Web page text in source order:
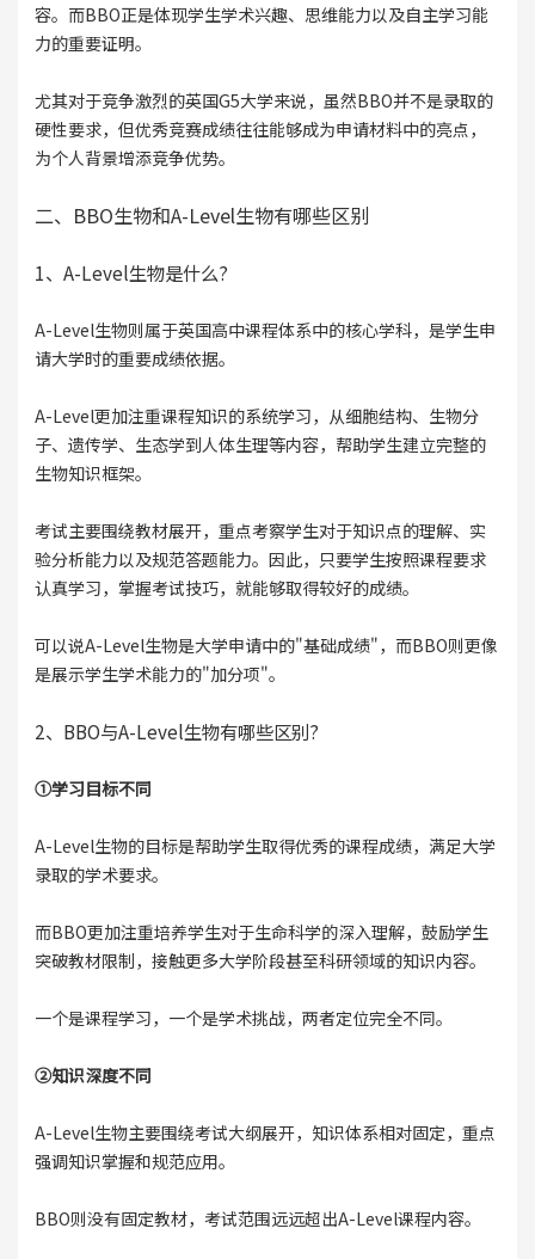
容。而BBO正是体现学生学术兴趣、思维能力以及自主学习能
力的重要证明。
尤其对于竞争激烈的英国G5大学来说，虽然BBO并不是录取的
硬性要求，但优秀竞赛成绩往往能够成为申请材料中的亮点，
为个人背景增添竞争优势。
二、BBO生物和A-Level生物有哪些区别
1、A-Level生物是什么?
A-Level生物则属于英国高中课程体系中的核心学科，是学生申
请大学时的重要成绩依据。
A-Level更加注重课程知识的系统学习，从细胞结构、生物分
子、遗传学、生态学到人体生理等内容，帮助学生建立完整的
生物知识框架。
考试主要围绕教材展开，重点考察学生对于知识点的理解、实
验分析能力以及规范答题能力。因此，只要学生按照课程要求
认真学习，掌握考试技巧，就能够取得较好的成绩。
可以说A-Level生物是大学申请中的"基础成绩"，而BBO则更像
是展示学生学术能力的"加分项"。
2、BBO与A-Level生物有哪些区别?
①学习目标不同
A-Level生物的目标是帮助学生取得优秀的课程成绩，满足大学
录取的学术要求。
而BBO更加注重培养学生对于生命科学的深入理解，鼓励学生
突破教材限制，接触更多大学阶段甚至科研领域的知识内容。
一个是课程学习，一个是学术挑战，两者定位完全不同。
②知识深度不同
A-Level生物主要围绕考试大纲展开，知识体系相对固定，重点
强调知识掌握和规范应用。
BBO则没有固定教材，考试范围远远超出A-Level课程内容。